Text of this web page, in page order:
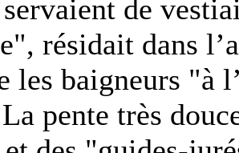
servaient de
résidait dans
les baigneurs "à
pente très